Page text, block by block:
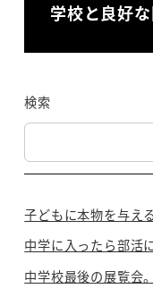
学校と良好
検索
子どもに本物を与え
中学に入ったら部活
中学校最後の展覧会